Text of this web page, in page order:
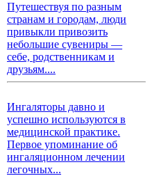
Путешествуя по разным
странам и городам, люди
привыкли привозить
небольшие сувениры —
себе, родственникам и
друзьям....
Ингаляторы давно и
успешно используются в
медицинской практике.
Первое упоминание об
ингаляционном лечении
легочных...